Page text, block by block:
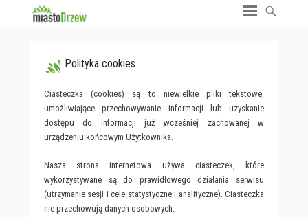
Polityka cookies
Ciasteczka (cookies) są to niewielkie pliki tekstowe,
umożliwiające przechowywanie informacji lub uzyskanie
dostępu do informacji już wcześniej zachowanej w
urządzeniu końcowym Użytkownika.
Nasza strona internetowa używa ciasteczek, które
wykorzystywane są do prawidłowego działania serwisu
(utrzymanie sesji i cele statystyczne i analityczne). Ciasteczka
nie przechowują danych osobowych.